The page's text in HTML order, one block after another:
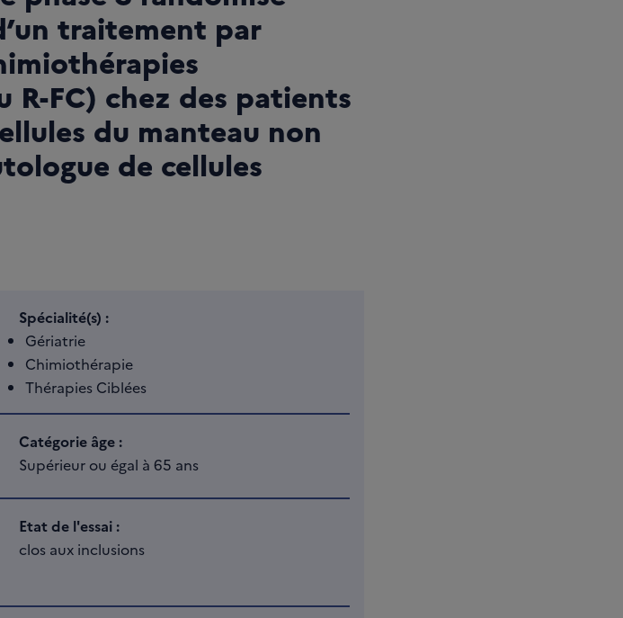
traitement par
R-FC) chez des patients
du manteau non
de cellules
Spécialité(s) :
Gériatrie
Chimiothérapie
Thérapies Ciblées
Catégorie âge :
Supérieur ou égal à 65 ans
Etat de l'essai :
clos aux inclusions